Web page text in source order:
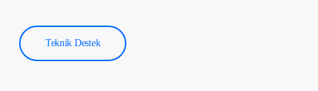
Teknik Destek